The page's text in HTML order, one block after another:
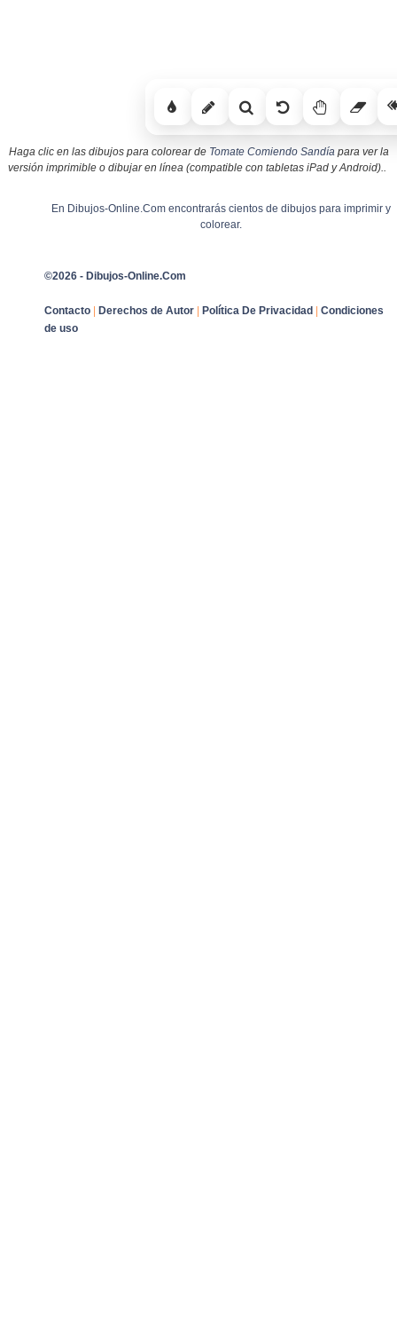
Haga clic en las dibujos para colorear de Tomate Comiendo Sandía para ver la
versión imprimible o dibujar en línea (compatible con tabletas iPad y Android)..
En Dibujos-Online.Com encontrarás cientos de dibujos para imprimir y
colorear.
©2026 - Dibujos-Online.Com
Contacto | Derechos de Autor | Política De Privacidad | Condiciones
de uso